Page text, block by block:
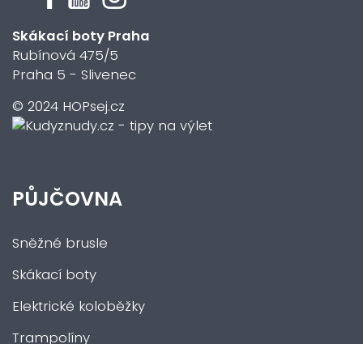
Skákací boty Praha
Rubínová 475/5
Praha 5 - Slivenec
© 2024 HOPsej.cz
PŮJČOVNA
Sněžné brusle
Skákací boty
Elektrické koloběžky
Trampolíny